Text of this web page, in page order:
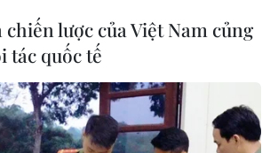
lược của Việt Nam củng
tác quốc tế